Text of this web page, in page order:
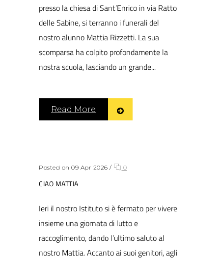
presso la chiesa di Sant’Enrico in via Ratto
delle Sabine, si terranno i funerali del
nostro alunno Mattia Rizzetti. La sua
scomparsa ha colpito profondamente la
nostra scuola, lasciando un grande...
Read More
Posted on 09 Apr 2026 / 0
CIAO MATTIA
Ieri il nostro Istituto si è fermato per vivere
insieme una giornata di lutto e
raccoglimento, dando l’ultimo saluto al
nostro Mattia. Accanto ai suoi genitori, agli